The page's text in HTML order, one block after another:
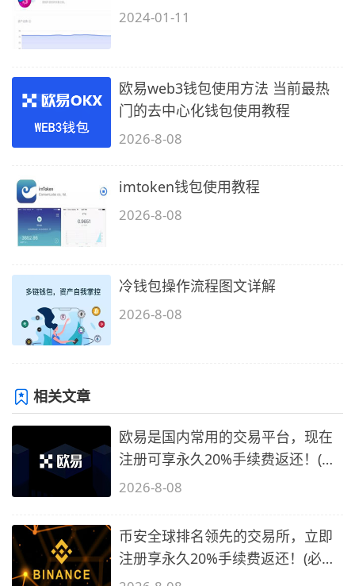
2024-01-11
欧易web3钱包使用方法 当前最热
门的去中心化钱包使用教程
2026-8-08
imtoken钱包使用教程
2026-8-08
冷钱包操作流程图文详解
2026-8-08
相关文章
欧易是国内常用的交易平台，现在
注册可享永久20%手续费返还！(必
备1)
2026-8-08
币安全球排名领先的交易所，立即
注册享永久20%手续费返还！(必备
2)